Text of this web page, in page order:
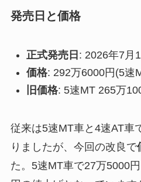
発売日と価格
正式発売日 : 2026年7月
価格: 292万6000円(5速
旧価格: 5速MT 265万
従来は5速MT車と4速AT車
りましたが、今回の改良で
た。5速MT車で27万5000